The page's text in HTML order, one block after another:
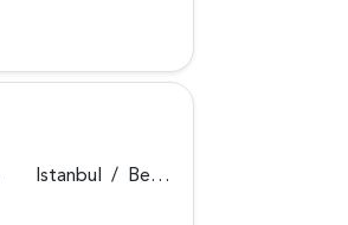
Istanbul / Beykoz